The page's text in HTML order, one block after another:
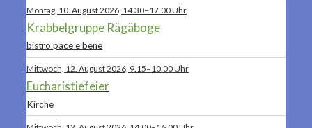
Montag, 10. August 2026, 14.30–17.00 Uhr
Krabbelgruppe Rägäboge
bistro pace e bene
Mittwoch, 12. August 2026, 9.15–10.00 Uhr
Eucharistiefeier
Kirche